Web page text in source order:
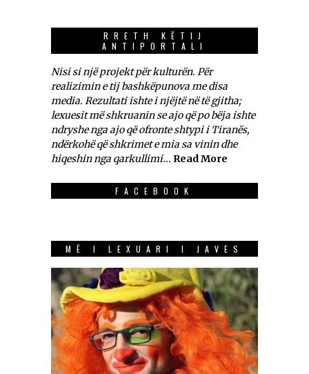
RRETH KËTIJ
ANTIPORTALI
Nisi si një projekt për kulturën. Për
realizimin e tij bashkëpunova me disa
media. Rezultati ishte i njëjtë në të gjitha;
lexuesit më shkruanin se ajo që po bëja ishte
ndryshe nga ajo që ofronte shtypi i Tiranës,
ndërkohë që shkrimet e mia sa vinin dhe
hiqeshin nga qarkullimi... Read More
FACEBOOK
MË I LEXUARI I JAVES